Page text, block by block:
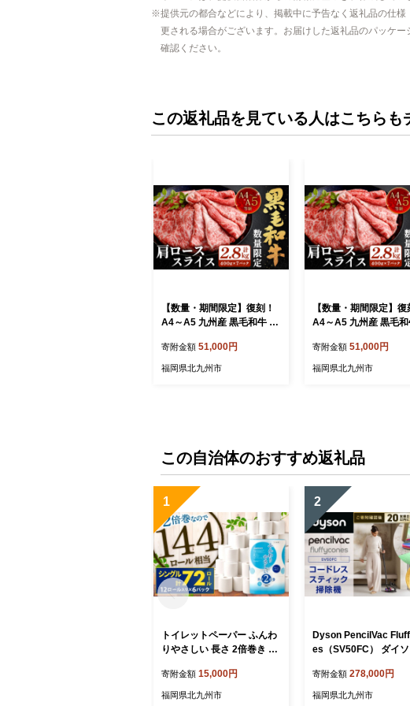
提供元の都合などにより、掲載中に予告なく返礼品の仕
更される場合がございます。お届けした返礼品のパッケ
確認ください。
この返礼品を見ている人はこちらも
【数量・期間限定】復刻！
A4～A5 九州産 黒毛和牛 肩
（約400g×7パック）【202
6年9月発送】黒毛和牛 和牛
寄附金額 51,000円
福岡県北九州市
【数量・期間限定】復
A4～A5 九州産 黒毛和
（約400g×7パック）【
発送】黒毛和牛 和牛 牛
寄附金額 51,000円
福岡県北九州市
この自治体のおすすめ返礼品
1
トイレットペーパー ふんわ
りやさしい 長さ 2倍巻き 10
防災
寄附金額 15,000円
福岡県北九州市
2
Dyson PencilVac
es（SV50FC） ダイ
掃除機 スティック掃除
ティッククリーナー 家
寄附金額 278,000円
福岡県北九州市